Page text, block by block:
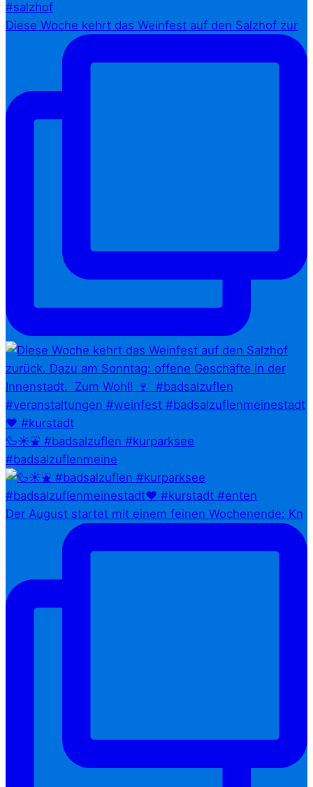
Diese Woche kehrt das Weinfest auf den Salzhof zur
🦆☀️⛲ #badsalzuflen #kurparksee
#badsalzuflenmeine
Der August startet mit einem feinen Wochenende: Kn